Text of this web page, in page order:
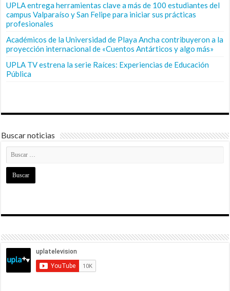
UPLA entrega herramientas clave a más de 100 estudiantes del
campus Valparaíso y San Felipe para iniciar sus prácticas
profesionales
Académicos de la Universidad de Playa Ancha contribuyeron a la
proyección internacional de «Cuentos Antárticos y algo más»
UPLA TV estrena la serie Raíces: Experiencias de Educación
Pública
Buscar noticias